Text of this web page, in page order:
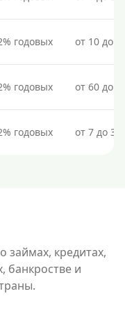
годовых от 10 до
годовых от 60 до
годовых от 7 до
займах, кредитах,
банкростве и